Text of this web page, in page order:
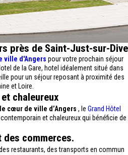
près de Saint-Just-sur-Dive
ville d'Angers pour votre prochain séjour
de la Gare, hotel idéalement situé dans
pour un séjour reposant à proximité des
et Loire.
chaleureux
cœur de ville d’Angers , le Grand Hôtel
et chaleureux qui bénéficie de
des commerces.
restaurants, des transports en commun